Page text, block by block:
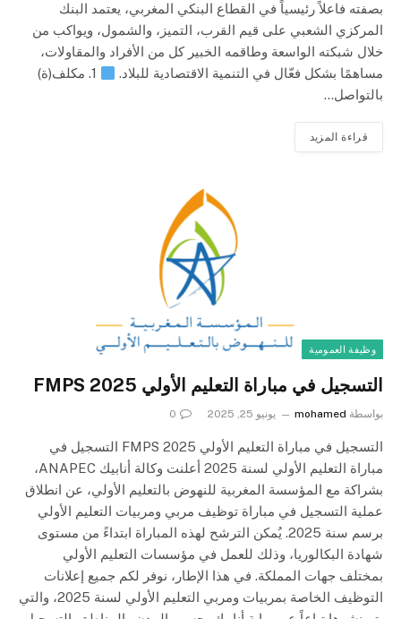
بصفته فاعلاً رئيسياً في القطاع البنكي المغربي، يعتمد البنك
المركزي الشعبي على قيم القرب، التميز، والشمول، ويواكب من
خلال شبكته الواسعة وطاقمه الخبير كل من الأفراد والمقاولات،
مساهمًا بشكل فعّال في التنمية الاقتصادية للبلاد.
1. مكلف(ة)
بالتواصل…
قراءة المزيد
وظيفة العمومية
التسجيل في مباراة التعليم الأولي 2025 FMPS
بواسطة mohamed يونيو 25, 2025 0
التسجيل في مباراة التعليم الأولي 2025 FMPS التسجيل في
مباراة التعليم الأولي لسنة 2025 أعلنت وكالة أنابيك ANAPEC،
بشراكة مع المؤسسة المغربية للنهوض بالتعليم الأولي، عن انطلاق
عملية التسجيل في مباراة توظيف مربي ومربيات التعليم الأولي
برسم سنة 2025. يُمكن الترشح لهذه المباراة ابتداءً من مستوى
شهادة البكالوريا، وذلك للعمل في مؤسسات التعليم الأولي
بمختلف جهات المملكة. في هذا الإطار، نوفر لكم جميع إعلانات
التوظيف الخاصة بمربيات ومربي التعليم الأولي لسنة 2025، والتي